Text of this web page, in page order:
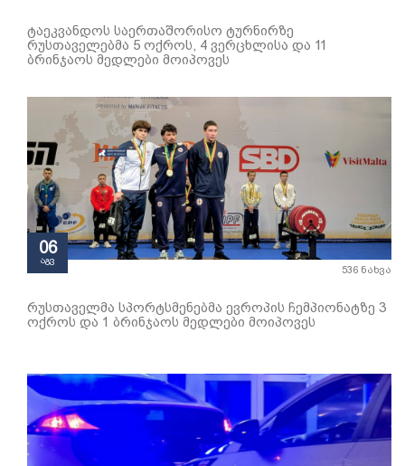
ტაეკვანდოს საერთაშორისო ტურნირზე
რუსთაველებმა 5 ოქროს, 4 ვერცხლისა და 11
ბრინჯაოს მედლები მოიპოვეს
06
აგვ
536 ნახვა
რუსთაველმა სპორტსმენებმა ევროპის ჩემპიონატზე 3
ოქროს და 1 ბრინჯაოს მედლები მოიპოვეს